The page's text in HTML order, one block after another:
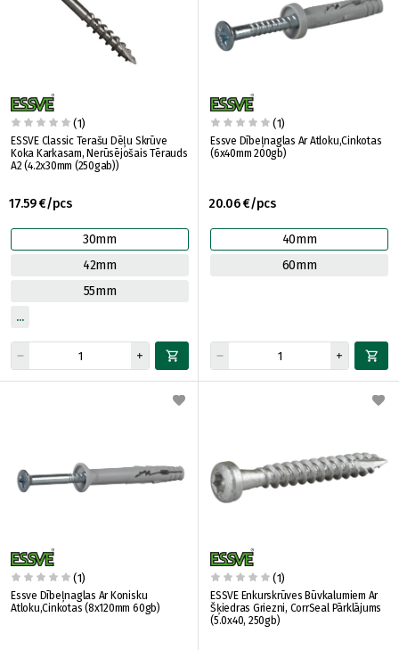
(1)
ESSVE Classic Terašu Dēļu Skrūve
Koka Karkasam, Nerūsējošais Tērauds
A2 (4.2x30mm (250gab))
17.59 €/pcs
30mm
42mm
55mm
(1)
Essve Dībeļnaglas Ar Atloku,Cinkotas
(6x40mm 200gb)
20.06 €/pcs
40mm
60mm
(1)
Essve Dībeļnaglas Ar Konisku
Atloku,Cinkotas (8x120mm 60gb)
(1)
ESSVE Enkurskrūves Būvkalumiem Ar
Šķiedras Griezni, CorrSeal Pārklājums
(5.0x40, 250gb)